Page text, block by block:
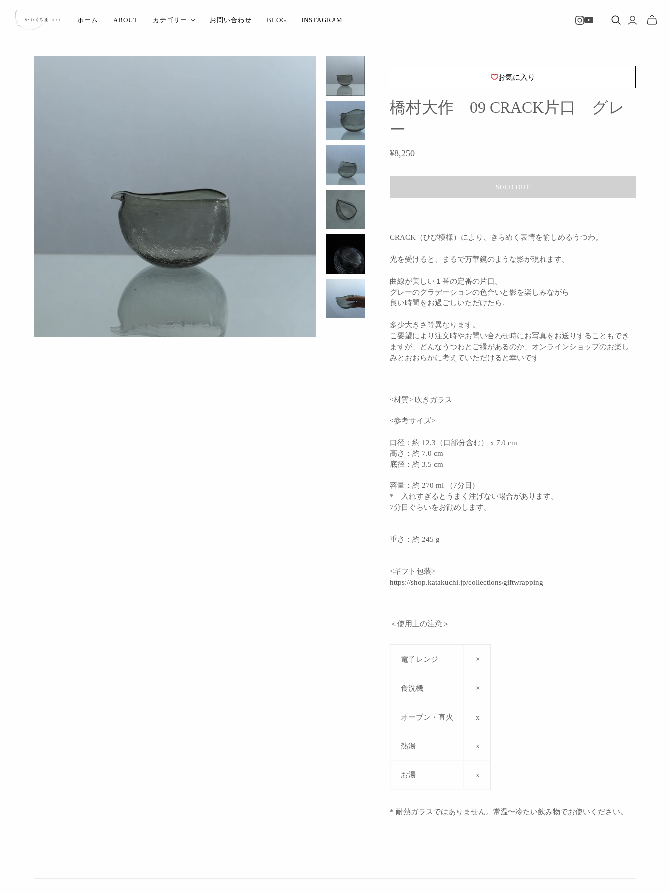
ホーム ABOUT カテゴリー お問い合わせ BLOG INSTAGRAM
Toggle
お気に入り
橋村大作 09 CRACK片口 グレ
ー
¥8,250
SOLD OUT
CRACK（ひび模様）により、きらめく表情を愉しめるうつわ。
光を受けると、まるで万華鏡のような影が現れます。
曲線が美しい１番の定番の片口。
グレーのグラデーションの色合いと影を楽しみながら
良い時間をお過ごしいただけたら。
多少大きさ等異なります。
ご要望により注文時やお問い合わせ時にお写真をお送りすることもでき
ますが、どんなうつわとご縁があるのか、オンラインショップのお楽し
みとおおらかに考えていただけると幸いです
<材質> 吹きガラス
<参考サイズ>
口径：約 12.3（口部分含む）
x 7.0 cm
高さ：約 7.0 cm
底径：約 3.5 cm
容量：約 270 ml （7分目)
* 入れすぎるとうまく注げない場合があります。
7分目ぐらいをお勧めします。
重さ：約 245 g
<ギフト包装>
https://shop.katakuchi.jp/collections/giftwrapping
＜使用上の注意＞
電子レンジ ×
食洗機 ×
オーブン・直火 x
熱湯 x
お湯 x
* 耐熱ガラスではありません。常温〜冷たい飲み物でお使いください。